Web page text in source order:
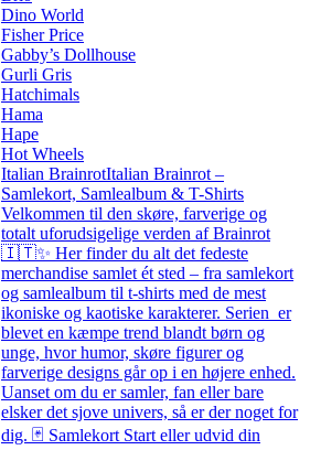
Dino World
Fisher Price
Gabby’s Dollhouse
Gurli Gris
Hatchimals
Hama
Hape
Hot Wheels
Italian BrainrotItalian Brainrot –
Samlekort, Samlealbum & T-Shirts
Velkommen til den skøre, farverige og
totalt uforudsigelige verden af Brainrot
🇮🇹✨ Her finder du alt det fedeste
merchandise samlet ét sted – fra samlekort
og samlealbum til t-shirts med de mest
ikoniske og kaotiske karakterer. Serien er
blevet en kæmpe trend blandt børn og
unge, hvor humor, skøre figurer og
farverige designs går op i en højere enhed.
Uanset om du er samler, fan eller bare
elsker det sjove univers, så er der noget for
dig. 🃏 Samlekort Start eller udvid din